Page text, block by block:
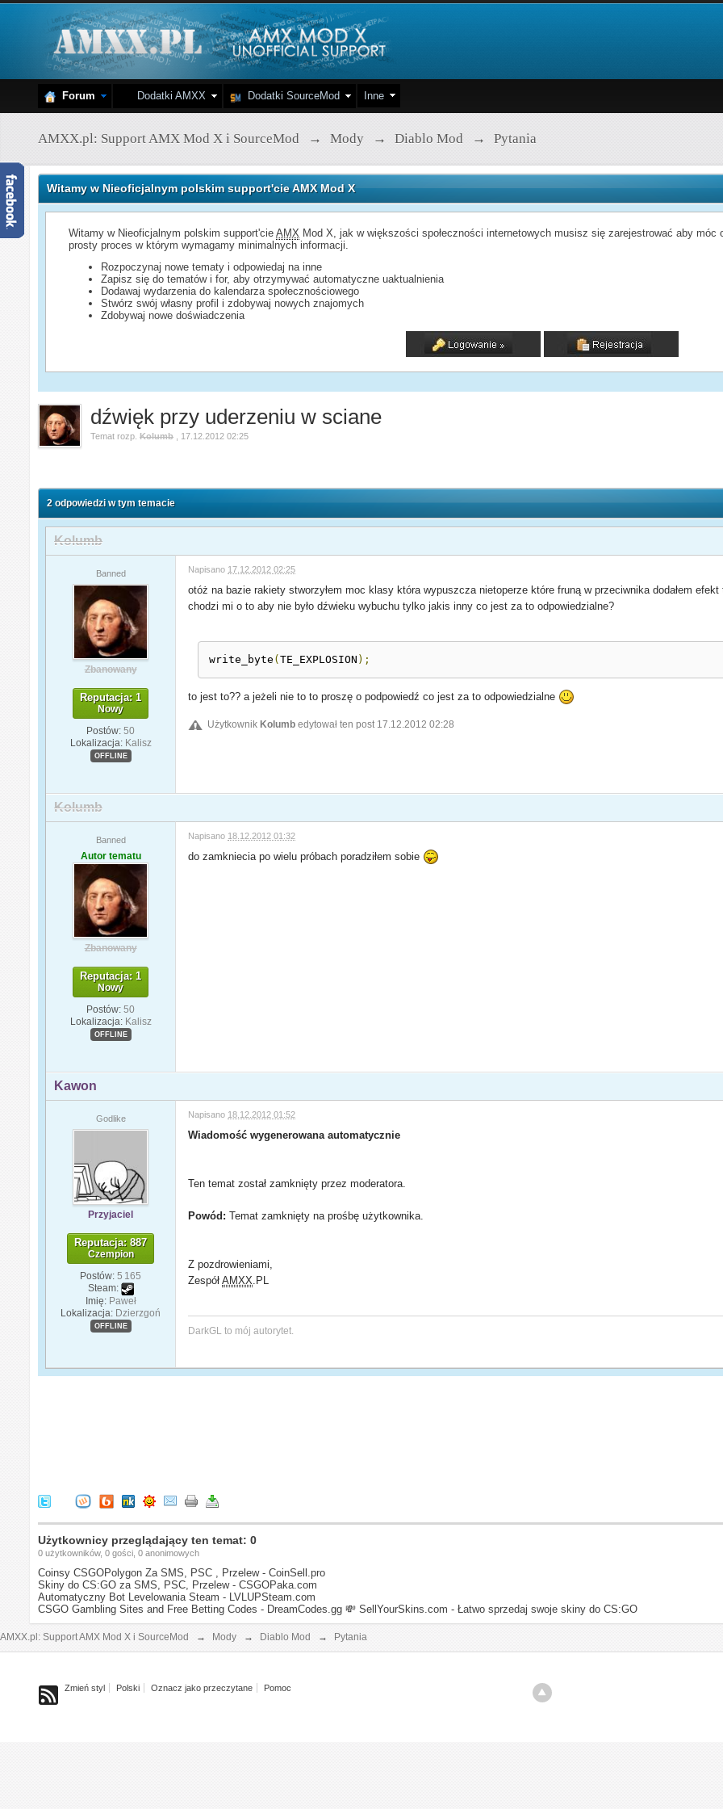
Forum Dodatki AMXX Dodatki SourceMod Inne
AMXX.pl: Support AMX Mod X i SourceMod → Mody → Diablo Mod → Pytania
Witamy w Nieoficjalnym polskim support'cie AMX Mod X
Witamy w Nieoficjalnym polskim support'cieAMX Mod X, jak w większości społeczności internetowych musisz się zarejestrować aby
prosty proces w którym wymagamy minimalnych informacji.
Rozpoczynaj nowe tematy i odpowiedaj na inne
Zapisz się do tematów i for, aby otrzymywać automatyczne uaktualnienia
Dodawaj wydarzenia do kalendarza społecznościowego
Stwórz swój własny profil i zdobywaj nowych znajomych
Zdobywaj nowe doświadczenia
dźwięk przy uderzeniu w sciane
Temat rozp.Kolumb 17.12.2012 02:25
2 odpowiedzi w tym temacie
Kolumb
Banned
Zbanowany
Reputacja: 1
Nowy
Postów: 50
Lokalizacja: Kalisz
OFFLINE
Napisano 17.12.2012 02:25
otóż na bazie rakiety stworzyłem moc klasy która wypuszcza nietoperze które fruną w przeciwnika dodałem
chodzi mi o to aby nie było dźwieku wybuchu tylko jakis inny co jest za to odpowiedzialne?
write_byte (TE_EXPLOSION );
to jest to?? a jeżeli nie to to proszę o podpowiedź co jest za to odpowiedzialne
Użytkownik Kolumb edytował ten post 17.12.2012 02:28
Kolumb
Banned
Autor tematu
Zbanowany
Reputacja: 1
Nowy
Postów: 50
Lokalizacja: Kalisz
OFFLINE
Napisano 18.12.2012 01:32
do zamkniecia po wielu próbach poradziłem sobie
Kawon
Godlike
Przyjaciel
Reputacja: 887
Czempion
Postów: 5 165
Steam:
Imię: Paweł
Lokalizacja: Dzierzgoń
OFFLINE
Napisano 18.12.2012 01:52
Wiadomość wygenerowana automatycznie
Ten temat został zamknięty przez moderatora.
Powód: Temat zamknięty na prośbę użytkownika.
Z pozdrowieniami,
ZespółAMXX .PL
DarkGL to mój autorytet.
Użytkownicy przeglądający ten temat: 0
0 użytkowników, 0 gości, 0 anonimowych
Coinsy CSGOPolygon Za SMS, PSC , Przelew - CoinSell.pro
Skiny do CS:GO za SMS, PSC, Przelew - CSGOPaka.com
Automatyczny Bot Levelowania Steam - LVLUPSteam.com
CSGO Gambling Sites and Free Betting Codes - DreamCodes.gg 💸 SellYourSkins.com - Łatwo sprzedaj swoje skiny do CS:GO
AMXX.pl: Support AMX Mod X i SourceMod → Mody → Diablo Mod → Pytania
Zmień styl Polski Oznacz jako przeczytane Pomoc